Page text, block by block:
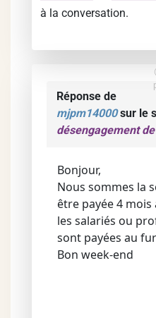
à la conversation.
Réponse de
mjpm14000sur le
désengagement
Bonjour,
Nous sommes la
être payée 4
les salariés ou
sont payées au
Bon week-end